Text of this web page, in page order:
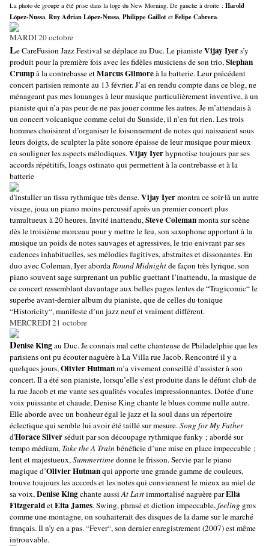
La photo de groupe a été prise dans la loge du New Morning. De gauche à droite : Harold
López-Nussa, Ruy Adrian López-Nussa, Philippe Gaillot et Felipe Cabrera.
MARDI 20 octobre
Le CareFusion Jazz Festival se déplace au Duc. Le pianisteVijay Iyers’y
produit pour la première fois avec les fidèles musiciens de son trio,Stephan
Crumpà la contrebasse etMarcus Gilmoreà la batterie. Leur précédent
concert parisien remonte au 13 février. J’ai en rendu compte dans ce blog, ne
ménageant pas mes louanges à leur musique particulièrement inventive, à un
pianiste qui n’a pas peur de ne pas jouer comme les autres. Je m’attendais à
un concert volcanique comme celui du Sunside, il n’en fut rien. Les trois
hommes choisirent d’organiser le foisonnement de notes qui naissaient sous
leurs doigts, de sculpter la pâte sonore épaisse de leur musique pour mieux
en souligner les aspects mélodiques.Vijay Iyerhypnotise toujours par ses
accords répétitifs, longs ostinato qui permettent à la contrebasse et à la
batterie
d'installer un tissu rythmique très dense.Vijay Iyermontra ce soir-là un autre
visage, joua un piano moins percussif après un premier concert plus
tumultueux à 20 heures. Invité inattendu,Steve Colemanmonta sur scène
dès le troisième morceau pour y mettre le feu, son saxophone apportant à la
musique un poids de notes sauvages et agressives, le trio enivrant par ses
cadences inhabituelles, ses mélodies fugitives, abstraites et dissonantes. En
duo avec Coleman, Iyer abordaRound Midnightde façon très lyrique, son
piano souvent sage surprenant un public guettant l’inattendu, la musique de
ce concert ressemblant davantage aux belles pages lentes de “Tragicomic“ le
superbe avant-dernier album du pianiste, que de celles du tonique
“Historicity“, manifeste d’un jazz neuf et vraiment différent.
MERCREDI 21 octobre
Denise Kingau Duc. Je connais mal cette chanteuse de Philadelphie que les
parisiens ont pu écouter naguère à La Villa rue Jacob. Rencontré il y a
quelques jours,Olivier Hutmanm’a vivement conseillé d’assister à son
concert. Il a été son pianiste, lorsqu’elle s’est produite dans le défunt club de
la rue Jacob et me vante ses qualités vocalesimpressionnantes. Dotée d'une
voix puissante et chaude, Denise King chante le blues comme nulle autre.
Elle aborde avec un bonheur égal le jazz et la soul dans un répertoire
éclectique qui semble lui avoir été taillé sur mesure.Song for My Father
d'Horace Silverséduit par son découpage rythmique funky ; abordé sur
tempo médium, Take the A Train bénéficie d’une mise en place impeccable ;
lent et majestueux,Summertimedonne le frisson. Servie par le piano
magique d’Olivier Hutmanqui apporte une grande gamme de couleurs,
trouve toujours les accords et les notes qui conviennent le mieux au miel de
sa voix,Denise Kingchante aussiAt Lastimmortalisé naguère parElla
FitzgeraldetEtta James. Swing, phrasé et diction impeccable,feeling gros
comme une montagne, on souhaiterait des disques de la dame sur le marché
français. Il n’y en a pas. “Fever“, son dernier enregistrement (2007) est même
introuvable.